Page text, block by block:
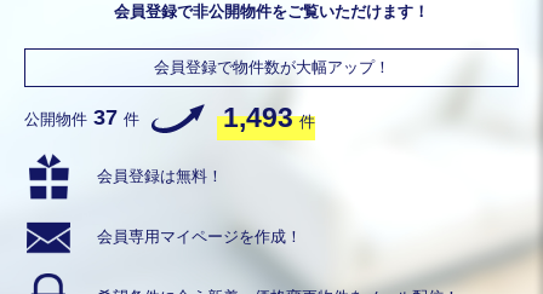
会員登録で非公開物件をご覧いただけます！
会員登録で物件数が大幅アップ！
公開物件 37 件 1,493 件
会員登録は無料！
会員専用マイページを作成！